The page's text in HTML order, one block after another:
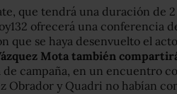
que tendrá una duración de
ofrecerá una conferencia
que se haya desenvuelto el
Mota también
de campaña, en un encuentro
Obrador y Quadri no habían